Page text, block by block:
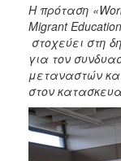
ΔΗΜΟΣ
ΠΟΛΙΤΙΣΜΟΣ
ΑΝΘΕΚΤΙΚΗ
ΠΟΛΗ
Η πρόταση «
Migrant Education
στοχεύει στη
για τον
μεταναστών
στον